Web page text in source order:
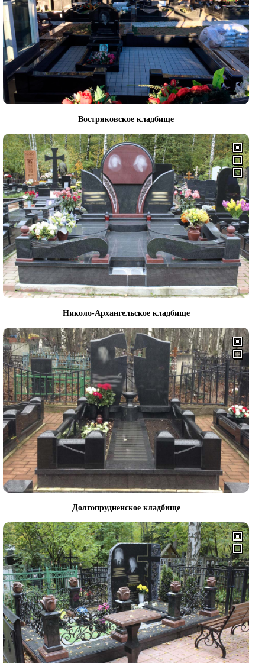
Востряковское кладбище
Николо-Архангельское кладбище
Долгопрудненское кладбище